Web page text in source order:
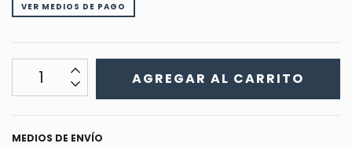
VER MEDIOS DE PAGO
MEDIOS DE ENVÍO